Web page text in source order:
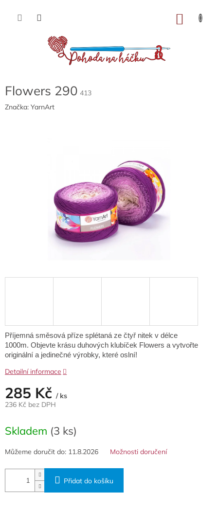
obsah
Flowers 290 413
Značka: YarnArt
285 Kč / ks
236 Kč bez DPH
cena:
Skladem (3 ks)
Můžeme doručit do: 11.8.2026 Možnosti doručení
Přidat do košíku
Příjemná směsová příze splétaná ze čtyř nitek v délce
1000m. Objevte krásu duhových klubíček Flowers a vytvořte
originální a jedinečné výrobky, které oslní!
Detailní informace